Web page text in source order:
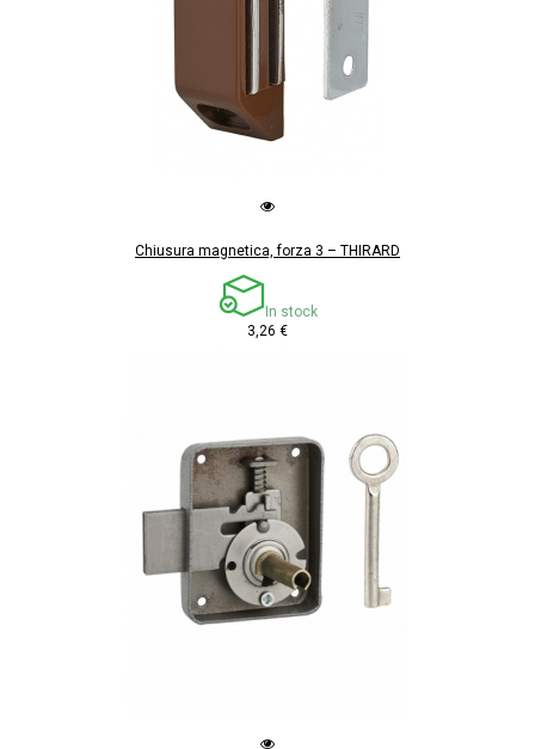
Chiusura magnetica, forza 3 – THIRARD
In stock
3,26 €